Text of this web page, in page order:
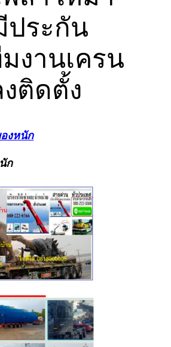
ประกัน
งานเครน
ติดตั้ง
งหนัก
ก